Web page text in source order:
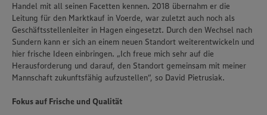
Handel mit all seinen Facetten kennen. 2018 übernahm er die
Leitung für den Marktkauf in Voerde, war zuletzt auch noch als
Geschäftsstellenleiter in Hagen eingesetzt. Durch den Wechsel nach
Sundern kann er sich an einem neuen Standort weiterentwickeln und
hier frische Ideen einbringen. „Ich freue mich sehr auf die
Herausforderung und darauf, den Standort gemeinsam mit meiner
Mannschaft zukunftsfähig aufzustellen“, so David Pietrusiak.
Fokus auf Frische und Qualität